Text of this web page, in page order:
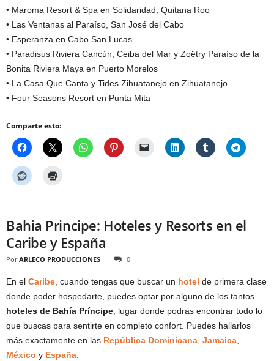
• Maroma Resort & Spa en Solidaridad, Quitana Roo
• Las Ventanas al Paraíso, San José del Cabo
• Esperanza en Cabo San Lucas
• Paradisus Riviera Cancún, Ceiba del Mar y Zoëtry Paraíso de la
Bonita Riviera Maya en Puerto Morelos
• La Casa Que Canta y Tides Zihuatanejo en Zihuatanejo
• Four Seasons Resort en Punta Mita
Comparte esto:
Bahia Principe: Hoteles y Resorts en el
Caribe y España
Por ARLECO PRODUCCIONES 0
En el Caribe , cuando tengas que buscar un hotel de primera clase
donde poder hospedarte, puedes optar por alguno de los tantos
hoteles de Bahía Príncipe , lugar donde podrás encontrar todo lo
que buscas para sentirte en completo confort. Puedes hallarlos
más exactamente en las República Dominicana Jamaica
México y España